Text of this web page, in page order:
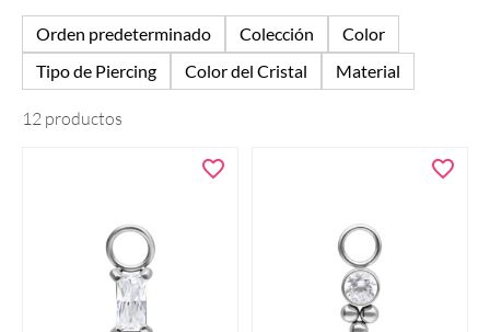
Orden predeterminado Colección
Color
Tipo de Piercing
Color del Cristal Material
12 productos